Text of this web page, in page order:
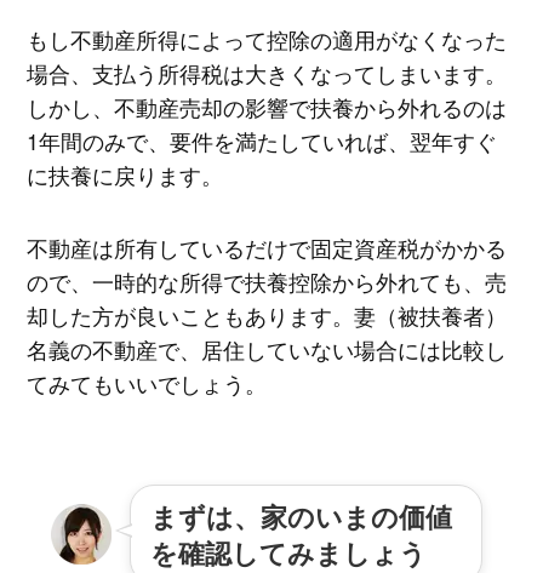
もし不動産所得によって控除の適用がなくなった
場合、支払う所得税は大きくなってしまいます。
しかし、不動産売却の影響で扶養から外れるのは
1年間のみで、要件を満たしていれば、翌年すぐ
に扶養に戻ります。
不動産は所有しているだけで固定資産税がかかる
ので、一時的な所得で扶養控除から外れても、売
却した方が良いこともあります。妻（被扶養者）
名義の不動産で、居住していない場合には比較し
てみてもいいでしょう。
まずは、家のいまの価値
を確認してみましょう